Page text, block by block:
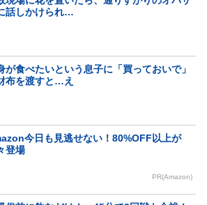
話しかけられ…
が食べたいという息子に「買っておいで」
布を渡すと…え
今日も見逃せない！80%OFF以上が
登場
PR(Amazon)